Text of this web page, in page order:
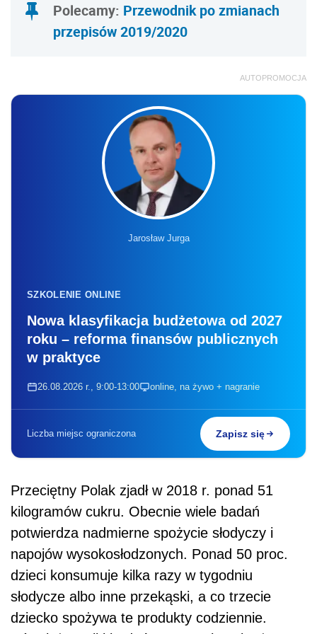
Polecamy: Przewodnik po zmianach
przepisów 2019/2020
AUTOPROMOCJA
Jarosław Jurga
SZKOLENIE ONLINE
Nowa klasyfikacja budżetowa od 2027
roku – reforma finansów publicznych
w praktyce
26.08.2026 r., 9:00-13:00 online, na żywo + nagranie
Liczba miejsc ograniczona Zapisz się
Przeciętny Polak zjadł w 2018 r. ponad 51
kilogramów cukru. Obecnie wiele badań
potwierdza nadmierne spożycie słodyczy i
napojów wysokosłodzonych. Ponad 50 proc.
dzieci konsumuje kilka razy w tygodniu
słodycze albo inne przekąski, a co trzecie
dziecko spożywa te produkty codziennie.